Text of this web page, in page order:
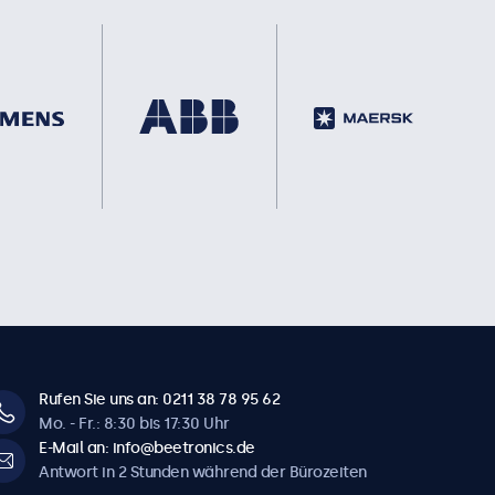
Rufen Sie uns an: 0211 38 78 95 62
Mo. - Fr.: 8:30 bis 17:30 Uhr
E-Mail an: info@beetronics.de
Antwort in 2 Stunden während der Bürozeiten